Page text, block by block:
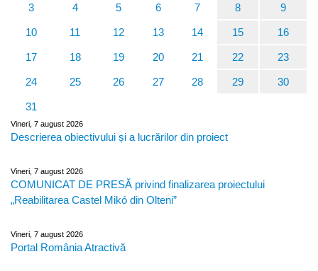
3 4 5 6 7 8 9
10 11 12 13 14 15 16
17 18 19 20 21 22 23
24 25 26 27 28 29 30
31
Vineri, 7 august 2026
Descrierea obiectivului și a lucrărilor din proiect
Vineri, 7 august 2026
COMUNICAT DE PRESĂ privind finalizarea proiectului
„Reabilitarea Castel Mikó din Olteni”
Vineri, 7 august 2026
Portal România Atractivă